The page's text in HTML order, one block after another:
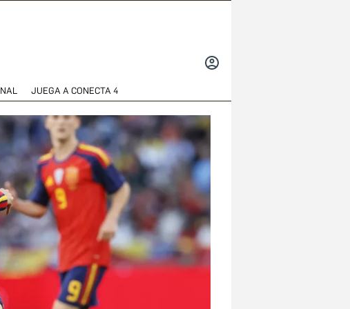
JUEGA A CONECTA 4